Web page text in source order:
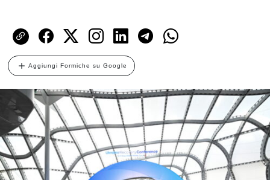
Aggiungi Formiche su Google